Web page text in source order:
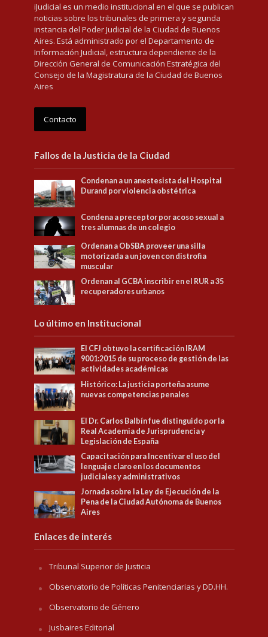
iJudicial es un medio institucional en el que se publican
noticias sobre los tribunales de primera y segunda
instancia del Poder Judicial de la Ciudad de Buenos
Aires. Está administrado por el Departamento de
Información Judicial, estructura dependiente de la
Dirección General de Comunicación Estratégica del
Consejo de la Magistratura de la Ciudad de Buenos
Aires
Contacto
Fallos de la Justicia de la Ciudad
Condenan a un anestesista del Hospital
Durand por violencia obstétrica
Condena a preceptor por acoso sexual a
tres alumnas de un colegio
Ordenan a ObSBA proveer una silla
motorizada a un joven con distrofia
muscular
Ordenan al GCBA inscribir en el RUR a 35
recuperadores urbanos
Lo último en Institucional
El CFJ obtuvo la certificación IRAM
9001:2015 de su proceso de gestión de las
actividades académicas
Histórico: La justicia porteña asume
nuevas competencias penales
El Dr. Carlos Balbín fue distinguido por la
Real Academia de Jurisprudencia y
Legislación de España
Capacitación para Incentivar el uso del
lenguaje claro en los documentos
judiciales y administrativos
Jornada sobre la Ley de Ejecución de la
Pena de la Ciudad Autónoma de Buenos
Aires
Enlaces de interés
Tribunal Superior de Justicia
Observatorio de Políticas Penitenciarias y DD.HH.
Observatorio de Género
Jusbaires Editorial